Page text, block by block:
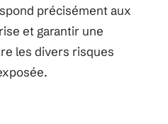
précisément aux
et garantir une
les divers risques